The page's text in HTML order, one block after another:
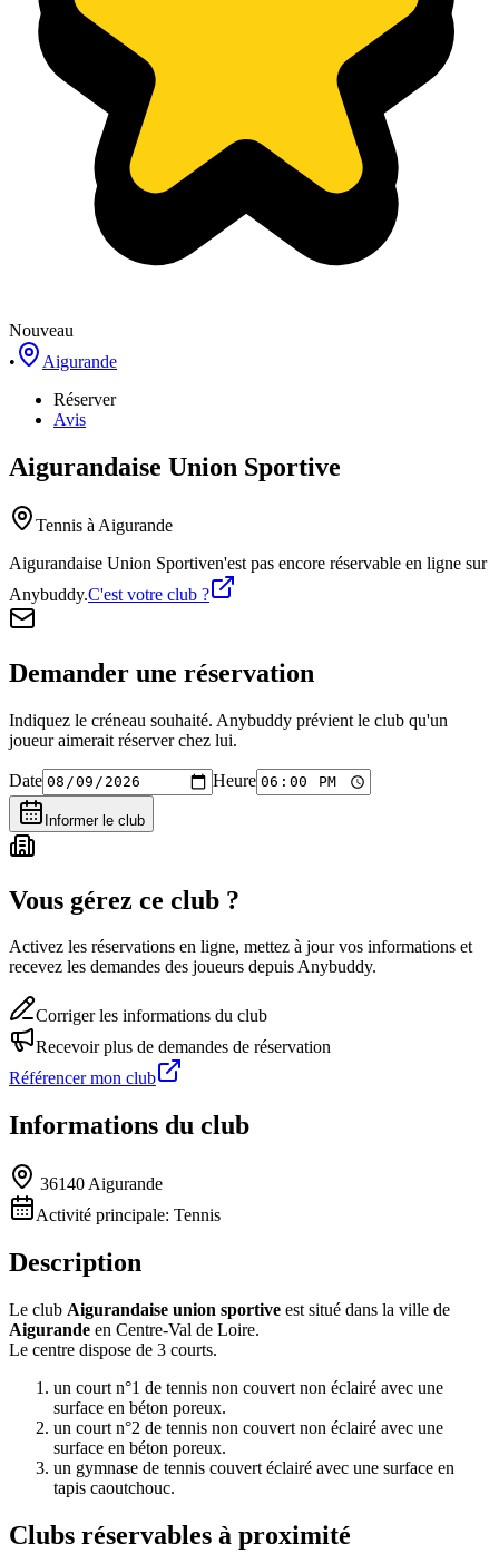
Nouveau
•
Aigurande
Réserver
Avis
Aigurandaise Union Sportive
Tennis à Aigurande
Aigurandaise Union Sportiven'est pas encore réservable en ligne sur
Anybuddy.C'est votre club ?
Demander une réservation
Indiquez le créneau souhaité. Anybuddy prévient le club qu'un
joueur aimerait réserver chez lui.
Date Heure
Informer le club
Vous gérez ce club ?
Activez les réservations en ligne, mettez à jour vos informations et
recevez les demandes des joueurs depuis Anybuddy.
Corriger les informations du club
Recevoir plus de demandes de réservation
Référencer mon club
Informations du club
36140 Aigurande
Activité principale: Tennis
Description
Le club Aigurandaise union sportive est situé dans la ville de
Aigurande en Centre-Val de Loire.
Le centre dispose de 3 courts.
un court n°1 de tennis non couvert non éclairé avec une
surface en béton poreux.
un court n°2 de tennis non couvert non éclairé avec une
surface en béton poreux.
un gymnase de tennis couvert éclairé avec une surface en
tapis caoutchouc.
Clubs réservables à proximité